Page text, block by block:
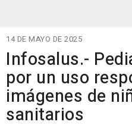
14 DE MAYO DE 2025
Infosalus.-
por un uso
imágenes de
sanitarios